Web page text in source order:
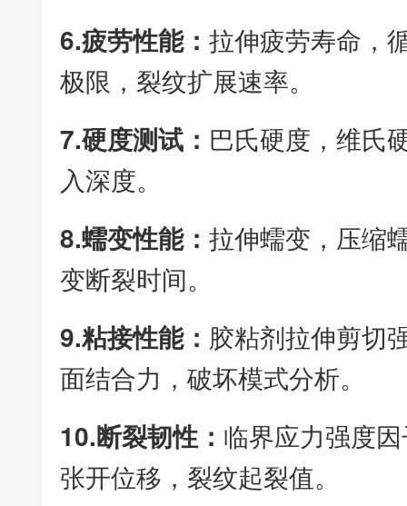
6.疲劳性能：拉伸疲劳寿命，
极限，裂纹扩展速率。
7.硬度测试： 巴氏硬度，维氏
入深度。
8.蠕变性能：拉伸蠕变，压缩
变断裂时间。
9.粘接性能： 胶粘剂拉伸剪切
面结合力，破坏模式分析。
10.断裂韧性： 临界应力强度
张开位移，裂纹起裂值。